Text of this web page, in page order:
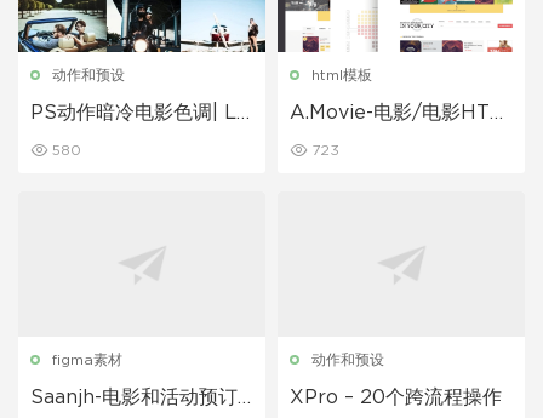
动作和预设
PS动作暗冷电影色调| LU
580
html模板
A.Movie-电影/电影HTM
723
figma素材
Saanjh-电影和活动预订U
动作和预设
XPro – 20个跨流程操作